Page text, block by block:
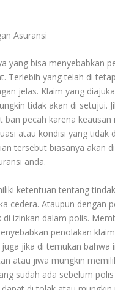
Asuransi
yang bisa menyebabkan
Terlebih yang telah di
jelas. Klaim yang
tidak akan di setujui.
pecah karena
atau kondisi yang tidak
tersebut biasanya akan
anda.
ketentuan tentang
cedera. Ataupun dengan
izinkan dalam polis.
penolakan
jika di temukan
atau jiwa mungkin
sudah ada sebelum